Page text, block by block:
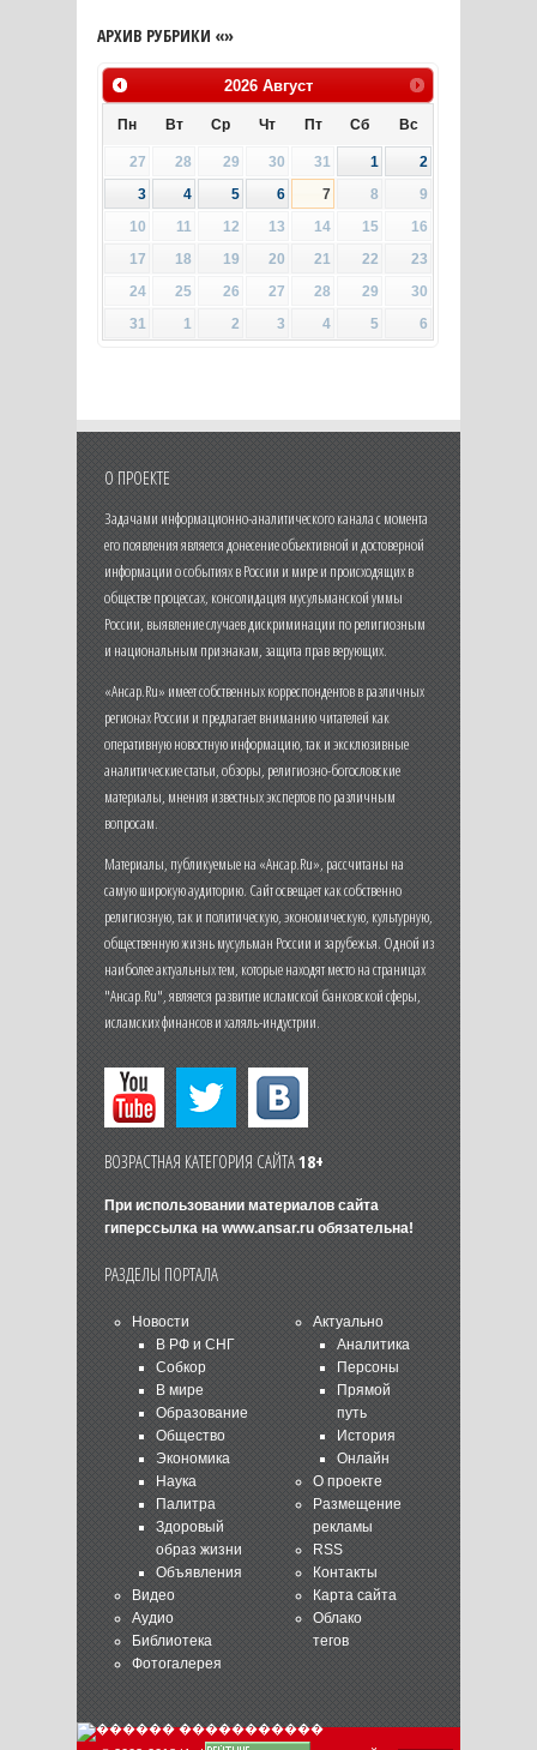
АРХИВ РУБРИКИ «»
2026 Август
Пн Вт Ср Чт Пт Сб Вс
27 28 29 30 31 1
2
3
4 5 6 7 8
9
10
11 12 13 14 15
16
17
18 19 20 21 22
23
24
25 26 27 28 29
30
31
1 2 3 4 5 6
О ПРОЕКТЕ
Задачами информационно-аналитического канала с момента
его появления является донесение объективной и достоверной
информации о событиях в России и мире и происходящих в
обществе процессах, консолидация мусульманской уммы
России, выявление случаев дискриминации по религиозным
и национальным признакам, защита прав верующих.
«Ансар.Ru» имеет собственных корреспондентов в различных
регионах России и предлагает вниманию читателей как
оперативную новостную информацию, так и эксклюзивные
аналитические статьи, обзоры, религиозно-богословские
материалы, мнения известных экспертов по различным
вопросам.
Материалы, публикуемые на «Ансар.Ru», рассчитаны на
самую широкую аудиторию. Сайт освещает как собственно
религиозную, так и политическую, экономическую, культурную,
общественную жизнь мусульман России и зарубежья. Одной из
наиболее актуальных тем, которые находят место на страницах
"Ансар.Ru", является развитие исламской банковской сферы,
исламских финансов и халяль-индустрии.
ВОЗРАСТНАЯ КАТЕГОРИЯ САЙТА18+
При использовании материалов сайта
гиперссылка на www.ansar.ruобязательна!
РАЗДЕЛЫ ПОРТАЛА
Новости
В РФ и СНГ
Собкор
В мире
Образование
Общество
Экономика
Наука
Палитра
Здоровый
образ жизни
Объявления
Видео
Аудио
Библиотека
Фотогалерея
Актуально
Аналитика
Персоны
Прямой
путь
История
Онлайн
О проекте
Размещение
рекламы
RSS
Контакты
Карта сайта
Облако
тегов